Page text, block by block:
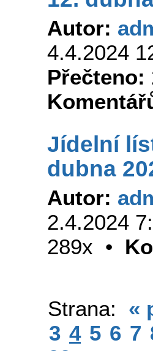
Autor:
4.4.2024
Přečteno:
Jídelní
dubna
Autor:
2.4.2024
289x •
Strana: «
3 4 5 6 7